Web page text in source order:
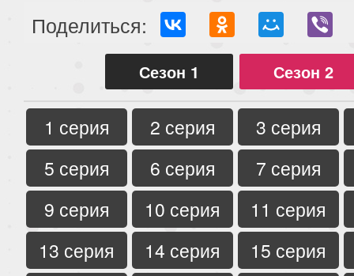
Поделиться:
Сезон 1 Сезон 2
1 серия 2 серия
3 серия
5 серия
6 серия
7 серия
9 серия
10 серия
11 серия
13 серия
14 серия
15 серия